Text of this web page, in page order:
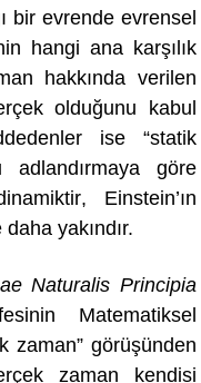
bir evrende evrensel
hangi ana karşılık
hakkında verilen
olduğunu kabul
ise “statik
adlandırmaya göre
, Einstein’ın
yakındır.
Naturalis Principia
Matematiksel
zaman” görüşünden
zaman kendisi